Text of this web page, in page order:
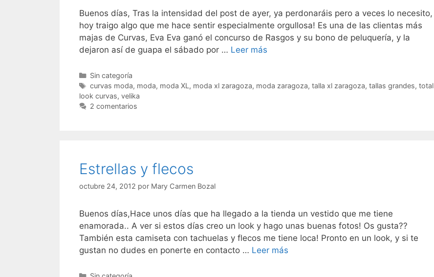
Buenos días, Tras la intensidad del post de ayer, ya perdonaráis pero a veces lo necesito,
hoy traigo algo que me hace sentir especialmente orgullosa! Es una de las clientas más
majas de Curvas, Eva Eva ganó el concurso de Rasgos y su bono de peluquería, y la
dejaron así de guapa el sábado por … Leer más
Categorías
Sin categoría
Etiquetas
curvas moda, moda, moda XL , moda xl zaragoza, moda zaragoza, talla xl zaragoza, tallas grandes, total
look curvas, velika
2 comentarios
Estrellas y flecos
octubre 24, 2012 por Mary Carmen Bozal
Buenos días,Hace unos días que ha llegado a la tienda un vestido que me tiene
enamorada.. A ver si estos días creo un look y hago unas buenas fotos! Os gusta??
También esta camiseta con tachuelas y flecos me tiene loca! Pronto en un look, y si te
gustan no dudes en ponerte en contacto … Leer más
Categorías